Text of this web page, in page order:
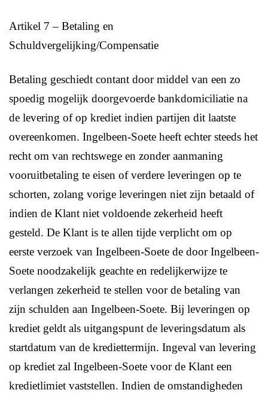
Artikel 7 – Betaling en
Schuldvergelijking/Compensatie
Betaling geschiedt contant door middel van een zo
spoedig mogelijk doorgevoerde bankdomiciliatie na
de levering of op krediet indien partijen dit laatste
overeenkomen. Ingelbeen-Soete heeft echter steeds het
recht om van rechtswege en zonder aanmaning
vooruitbetaling te eisen of verdere leveringen op te
schorten, zolang vorige leveringen niet zijn betaald of
indien de Klant niet voldoende zekerheid heeft
gesteld. De Klant is te allen tijde verplicht om op
eerste verzoek van Ingelbeen-Soete de door Ingelbeen-
Soete noodzakelijk geachte en redelijkerwijze te
verlangen zekerheid te stellen voor de betaling van
zijn schulden aan Ingelbeen-Soete. Bij leveringen op
krediet geldt als uitgangspunt de leveringsdatum als
startdatum van de krediettermijn. Ingeval van levering
op krediet zal Ingelbeen-Soete voor de Klant een
kredietlimiet vaststellen. Indien de omstandigheden